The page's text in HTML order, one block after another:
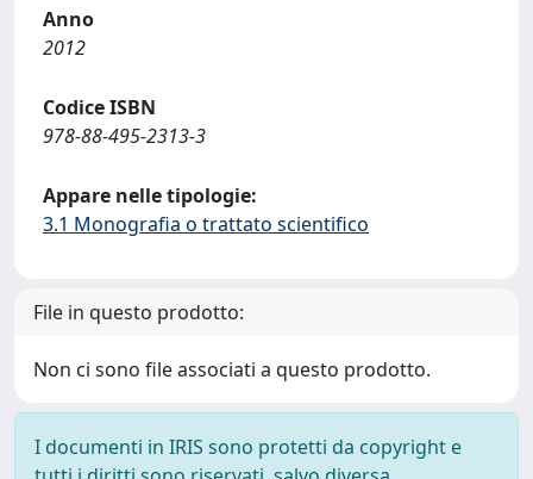
Anno
2012
Codice ISBN
978-88-495-2313-3
Appare nelle tipologie:
3.1 Monografia o trattato scientifico
File in questo prodotto:
Non ci sono file associati a questo prodotto.
I documenti in IRIS sono protetti da copyright e